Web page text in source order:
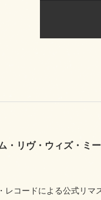
・リヴ・ウィズ・ミー
コードによる公式リ